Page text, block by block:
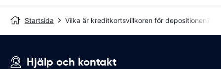
Startsida Vilka är kreditkortsvillkoren för depositionen?
Hjälp och kontakt